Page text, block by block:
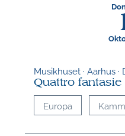
Musikhuset · Aarhus
Quattro fantasie
Europa